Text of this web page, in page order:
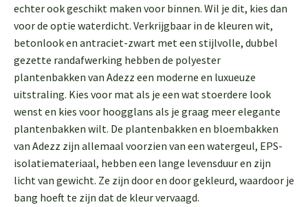
echter ook geschikt maken voor binnen. Wil je dit, kies dan
voor de optie waterdicht. Verkrijgbaar in de kleuren wit,
betonlook en antraciet-zwart met een stijlvolle, dubbel
gezette randafwerking hebben de polyester
plantenbakken van Adezz een moderne en luxueuze
uitstraling. Kies voor mat als je een wat stoerdere look
wenst en kies voor hoogglans als je graag meer elegante
plantenbakken wilt. De plantenbakken en bloembakken
van Adezz zijn allemaal voorzien van een watergeul, EPS-
isolatiemateriaal, hebben een lange levensduur en zijn
licht van gewicht. Ze zijn door en door gekleurd, waardoor je
bang hoeft te zijn dat de kleur vervaagd.